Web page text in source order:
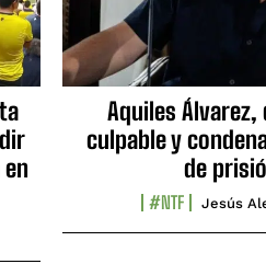
Aquiles Álvarez,
culpable y
de
#NTF Jesús